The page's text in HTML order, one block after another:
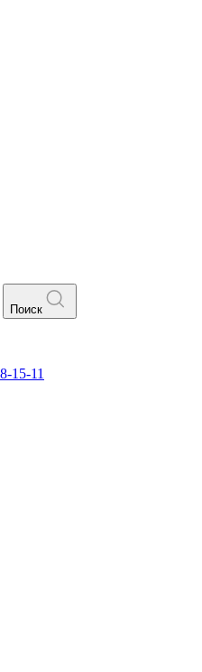
Поиск
15-11